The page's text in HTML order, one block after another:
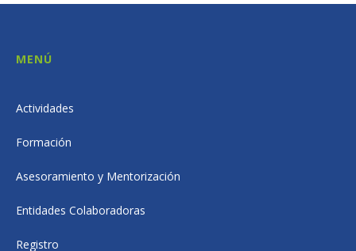
MENÚ
Actividades
Formación
Asesoramiento y Mentorización
Entidades Colaboradoras
Registro